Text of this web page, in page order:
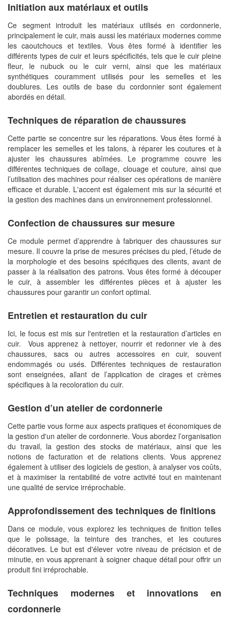
Initiation aux matériaux et outils
Ce segment introduit les matériaux utilisés en cordonnerie,
principalement le cuir, mais aussi les matériaux modernes comme
les caoutchoucs et textiles. Vous êtes formé à identifier les
différents types de cuir et leurs spécificités, tels que le cuir pleine
fleur, le nubuck ou le cuir verni, ainsi que les matériaux
synthétiques couramment utilisés pour les semelles et les
doublures. Les outils de base du cordonnier sont également
abordés en détail.
Techniques de réparation de chaussures
Cette partie se concentre sur les réparations. Vous êtes formé à
remplacer les semelles et les talons, à réparer les coutures et à
ajuster les chaussures abîmées. Le programme couvre les
différentes techniques de collage, clouage et couture, ainsi que
l’utilisation des machines pour réaliser ces opérations de manière
efficace et durable. L'accent est également mis sur la sécurité et
la gestion des machines dans un environnement professionnel.
Confection de chaussures sur mesure
Ce module permet d’apprendre à fabriquer des chaussures sur
mesure. Il couvre la prise de mesures précises du pied, l’étude de
la morphologie et des besoins spécifiques des clients, avant de
passer à la réalisation des patrons. Vous êtes formé à découper
le cuir, à assembler les différentes pièces et à ajuster les
chaussures pour garantir un confort optimal.
Entretien et restauration du cuir
Ici, le focus est mis sur l'entretien et la restauration d’articles en
cuir. Vous apprenez à nettoyer, nourrir et redonner vie à des
chaussures, sacs ou autres accessoires en cuir, souvent
endommagés ou usés. Différentes techniques de restauration
sont enseignées, allant de l’application de cirages et crèmes
spécifiques à la recoloration du cuir.
Gestion d’un atelier de cordonnerie
Cette partie vous forme aux aspects pratiques et économiques de
la gestion d'un atelier de cordonnerie. Vous abordez l’organisation
du travail, la gestion des stocks de matériaux, ainsi que les
notions de facturation et de relations clients. Vous apprenez
également à utiliser des logiciels de gestion, à analyser vos coûts,
et à maximiser la rentabilité de votre activité tout en maintenant
une qualité de service irréprochable.
Approfondissement des techniques de finitions
Dans ce module, vous explorez les techniques de finition telles
que le polissage, la teinture des tranches, et les coutures
décoratives. Le but est d'élever votre niveau de précision et de
minutie, en vous apprenant à soigner chaque détail pour offrir un
produit fini irréprochable.
Techniques modernes et innovations en
cordonnerie